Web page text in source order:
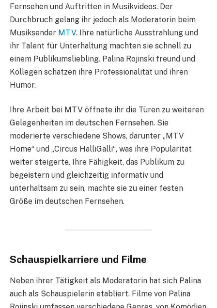
Fernsehen und Auftritten in Musikvideos. Der
Durchbruch gelang ihr jedoch als Moderatorin beim
Musiksender MTV. Ihre natürliche Ausstrahlung und
ihr Talent für Unterhaltung machten sie schnell zu
einem Publikumsliebling. Palina Rojinski freund und
Kollegen schätzen ihre Professionalität und ihren
Humor.
Ihre Arbeit bei MTV öffnete ihr die Türen zu weiteren
Gelegenheiten im deutschen Fernsehen. Sie
moderierte verschiedene Shows, darunter „MTV
Home“ und „Circus HalliGalli“, was ihre Popularität
weiter steigerte. Ihre Fähigkeit, das Publikum zu
begeistern und gleichzeitig informativ und
unterhaltsam zu sein, machte sie zu einer festen
Größe im deutschen Fernsehen.
Schauspielkarriere und Filme
Neben ihrer Tätigkeit als Moderatorin hat sich Palina
auch als Schauspielerin etabliert. Filme von Palina